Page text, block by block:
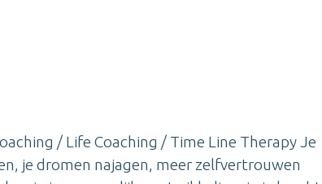
/ Life Coaching / Time Line Therapy Je
je dromen najagen, meer zelfvertrouwen